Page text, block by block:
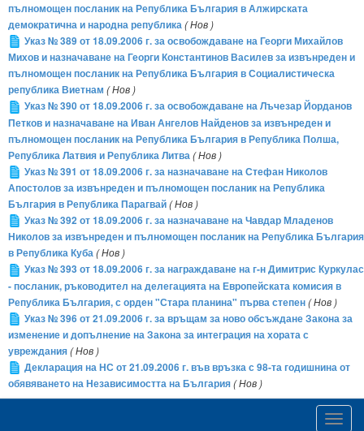
пълномощен посланик на Република България в Алжирската
демократична и народна република( Нов )
Указ № 389 от 18.09.2006 г. за освобождаване на Георги Михайлов
Михов и назначаване на Георги Константинов Василев за извънреден и
пълномощен посланик на Република България в Социалистическа
република Виетнам ( Нов )
Указ № 390 от 18.09.2006 г. за освобождаване на Лъчезар Йорданов
Петков и назначаване на Иван Ангелов Найденов за извънреден и
пълномощен посланик на Република България в Република Полша,
Република Латвия и Република Литва( Нов )
Указ № 391 от 18.09.2006 г. за назначаване на Стефан Николов
Апостолов за извънреден и пълномощен посланик на Република
България в Република Парагвай( Нов )
Указ № 392 от 18.09.2006 г. за назначаване на Чавдар Младенов
Николов за извънреден и пълномощен посланик на Република България
в Република Куба( Нов )
Указ № 393 от 18.09.2006 г. за награждаване на г-н Димитрис Куркулас
- посланик, ръководител на делегацията на Европейската комисия в
Република България, с орден "Стара планина" първа степен( Нов )
Указ № 396 от 21.09.2006 г. за връщам за ново обсъждане Закона за
изменение и допълнение на Закона за интеграция на хората с
увреждания( Нов )
Декларация на НС от 21.09.2006 г. във връзка с 98-та годишнина от
обявяването на Независимостта на България( Нов )